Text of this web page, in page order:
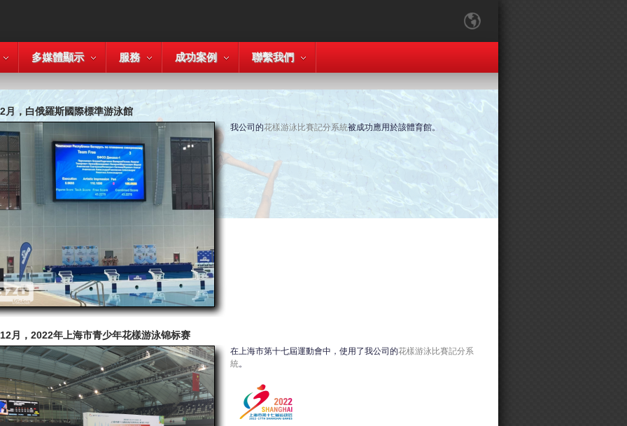
多媒體顯示 服務 成功案例 聯繫我們
月，白俄羅斯國際標準游泳館
我公司的花樣游泳比賽記分系統被成功應用於該體育館。
月，2022年上海市青少年花樣游泳锦标赛
在上海市第十七屆運動會中，使用了我公司的花樣游泳比賽記分系
統。